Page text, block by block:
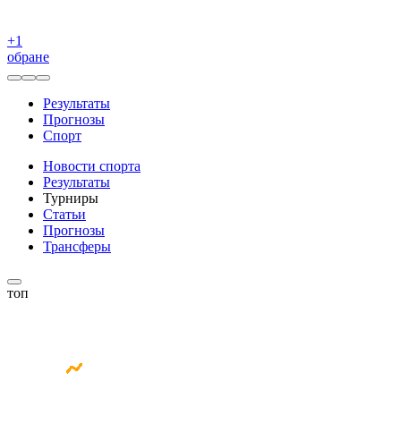
+1
обране
Результаты
Прогнозы
Спорт
Новости спорта
Результаты
Турниры
Статьи
Прогнозы
Трансферы
топ